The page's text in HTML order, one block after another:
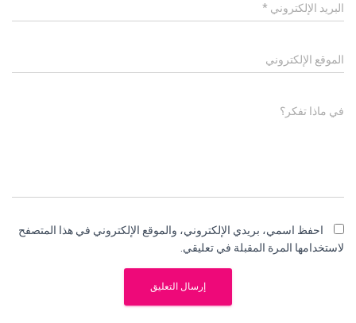
البريد الإلكتروني *
الموقع الإلكتروني
في ماذا تفكر؟
احفظ اسمي، بريدي الإلكتروني، والموقع الإلكتروني في هذا المتصفح
لاستخدامها المرة المقبلة في تعليقي.